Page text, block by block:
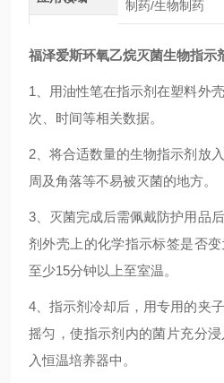
制药/生物制药
福泽爱斯环氧乙烷灭菌生物指示
1、用油性笔在指示剂在塑料外
次、时间等相关数据。
2、将合适数量的生物指示剂放
周及角落等不易被灭菌的地方。
3、灭菌完成后需佩戴防护用品
剂外壳上的化学指示标签是否
至少15分钟以上至室温。
4、指示剂冷却后，用专用的夹
摇匀，使指示剂内的菌片充分
入恒温培养器中。